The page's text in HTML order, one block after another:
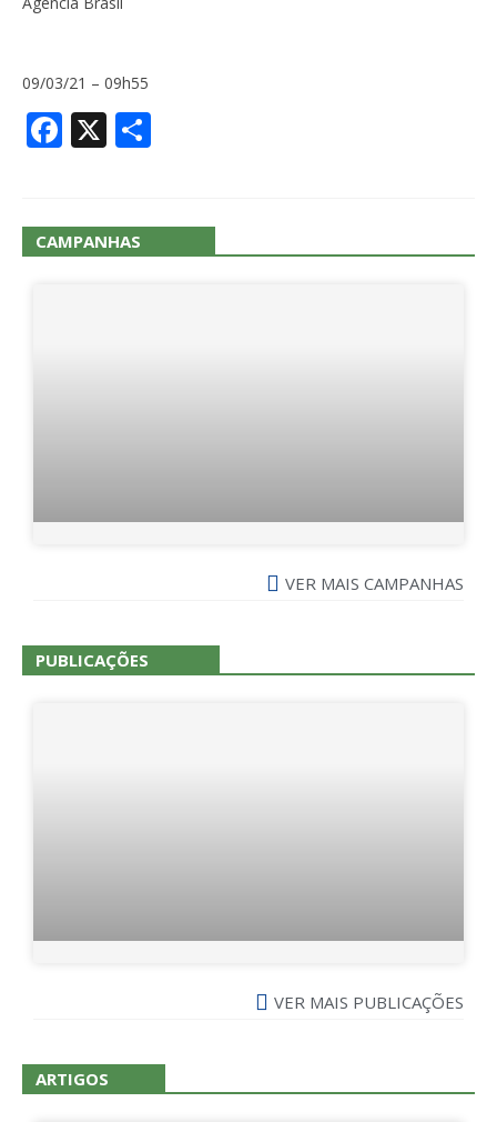
09/03/21 – 09h55
Facebook
X
CAMPANHAS
VER MAIS CAMPANHAS
PUBLICAÇÕES
VER MAIS PUBLICAÇÕES
ARTIGOS